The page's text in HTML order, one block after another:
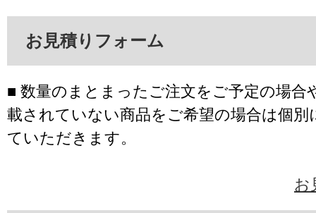
お見積りフォーム
■ 数量のまとまったご注文をご予定の場合
載されていない商品をご希望の場合は個別
ていただきます。
お